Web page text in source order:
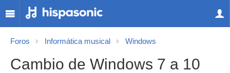
Foros Informática musical Windows
Cambio de Windows 7 a 10